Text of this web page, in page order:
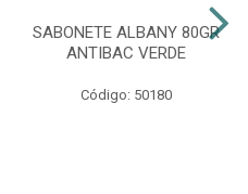
SABONETE ALBANY 80GR
ANTIBAC VERDE
Código: 50180